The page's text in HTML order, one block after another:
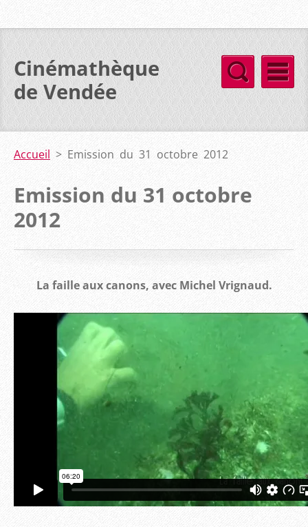
Cinémathèque
de Vendée
Accueil > Emission du 31 octobre 2012
Emission du 31 octobre
2012
La faille aux canons, avec Michel Vrignaud.